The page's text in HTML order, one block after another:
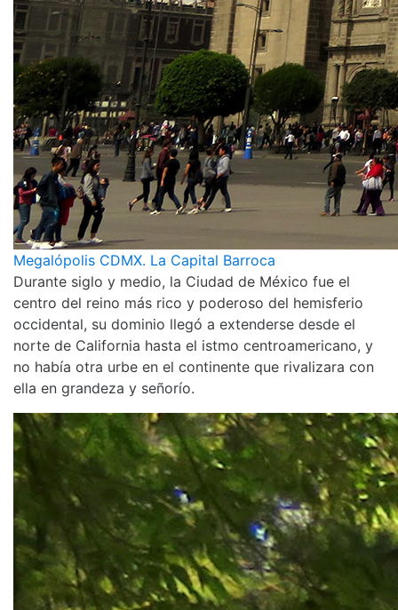
Megalópolis CDMX. La Capital Barroca
Durante siglo y medio, la Ciudad de México fue el
centro del reino más rico y poderoso del hemisferio
occidental, su dominio llegó a extenderse desde el
norte de California hasta el istmo centroamericano, y
no había otra urbe en el continente que rivalizara con
ella en grandeza y señorío.